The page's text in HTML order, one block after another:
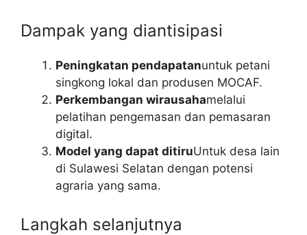
Dampak yang diantisipasi
Peningkatan pendapatanuntuk petani
singkong lokal dan produsen MOCAF.
Perkembangan wirausahamelalui
pelatihan pengemasan dan pemasaran
digital.
Model yang dapat ditiruUntuk desa lain
di Sulawesi Selatan dengan potensi
agraria yang sama.
Langkah selanjutnya